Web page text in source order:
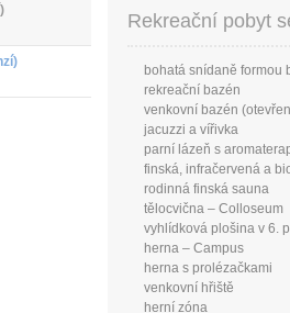
Rekreační pobyt
bohatá snídaně formou
rekreační bazén
venkovní bazén
jacuzzi a vířivka
parní lázeň s
finská, infračervená a
rodinná finská sauna
tělocvična – Colloseum
vyhlídková plošina v 6.
herna – Campus
herna s prolézačkami
venkovní hřiště
herní zóna